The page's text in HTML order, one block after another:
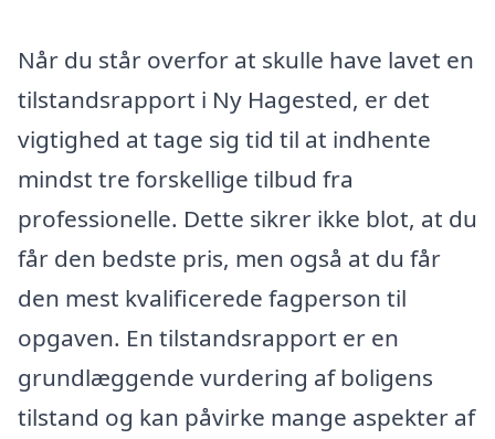
Når du står overfor at skulle have lavet en
tilstandsrapport i Ny Hagested, er det
vigtighed at tage sig tid til at indhente
mindst tre forskellige tilbud fra
professionelle. Dette sikrer ikke blot, at du
får den bedste pris, men også at du får
den mest kvalificerede fagperson til
opgaven. En tilstandsrapport er en
grundlæggende vurdering af boligens
tilstand og kan påvirke mange aspekter af